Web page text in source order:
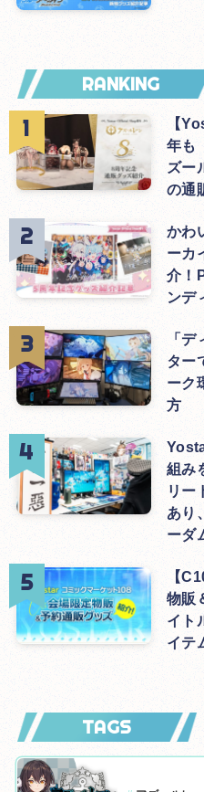
RANKING
【
年も
ズー
の通
かわ
ーカ
介！
ンデ
「
ター
ーク
方
組み
リー
あり
ーダ
【
物販
イト
イテ
TAGS